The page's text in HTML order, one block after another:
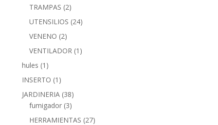
TRAMPAS (2)
UTENSILIOS (24)
VENENO (2)
VENTILADOR (1)
hules (1)
INSERTO (1)
JARDINERIA (38)
fumigador (3)
HERRAMIENTAS (27)